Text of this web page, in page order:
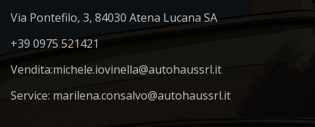
Via Pontefilo, 3, 84030 Atena Lucana SA
+39 0975 521421
Vendita:michele.iovinella@autohaussrl.it
Service: marilena.consalvo@autohaussrl.it